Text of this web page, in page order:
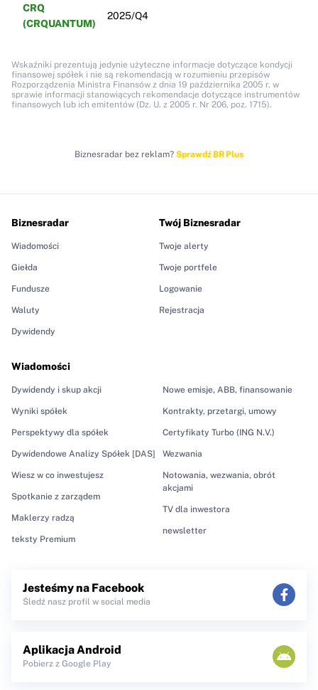
CRQ
(CRQUANTUM)
2025/Q4
Wskaźniki prezentują jedynie użyteczne informacje dotyczące kondycji
finansowej spółek i nie są rekomendacją w rozumieniu przepisów
Rozporządzenia Ministra Finansów z dnia 19 października 2005 r. w
sprawie informacji stanowiących rekomendacje dotyczące instrumentów
finansowych lub ich emitentów (Dz. U. z 2005 r. Nr 206, poz. 1715).
Biznesradar bez reklam? Sprawdź BR Plus
Biznesradar
Wiadomości
Giełda
Fundusze
Waluty
Dywidendy
Wiadomości
Dywidendy i skup akcji
Wyniki spółek
Perspektywy dla spółek
Dywidendowe Analizy Spółek [DAS]
Wiesz w co inwestujesz
Spotkanie z zarządem
Maklerzy radzą
teksty Premium
Nowe emisje, ABB, finansowanie
Kontrakty, przetargi, umowy
Certyfikaty Turbo (ING N.V.)
Wezwania
Notowania, wezwania, obrót
akcjami
TV dla inwestora
newsletter
Twój Biznesradar
Twoje alerty
Twoje portfele
Logowanie
Rejestracja
Jesteśmy na Facebook
Śledź nasz profil w social media
Aplikacja Android
Pobierz z Google Play